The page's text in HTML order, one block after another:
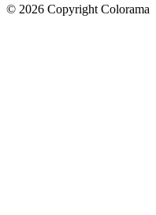
© 2026 Copyright Colorama